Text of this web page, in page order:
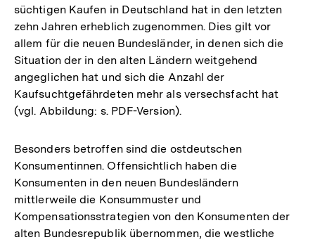
süchtigen Kaufen in Deutschland hat in den letzten
zehn Jahren erheblich zugenommen. Dies gilt vor
allem für die neuen Bundesländer, in denen sich die
Situation der in den alten Ländern weitgehend
angeglichen hat und sich die Anzahl der
Kaufsuchtgefährdeten mehr als versechsfacht hat
(vgl. Abbildung: s. PDF-Version).
Besonders betroffen sind die ostdeutschen
Konsumentinnen. Offensichtlich haben die
Konsumenten in den neuen Bundesländern
mittlerweile die Konsummuster und
Kompensationsstrategien von den Konsumenten der
alten Bundesrepublik übernommen, die westliche